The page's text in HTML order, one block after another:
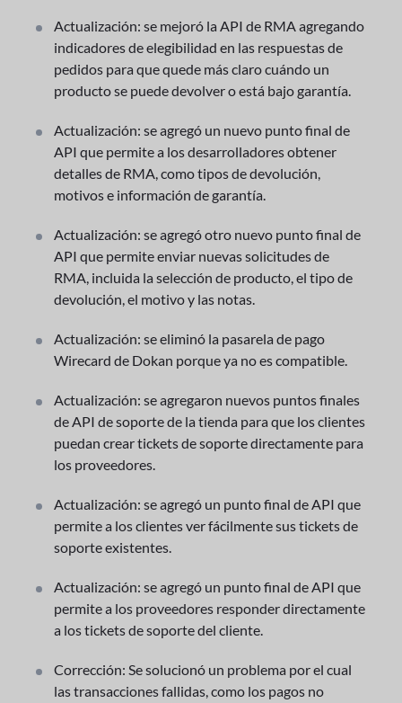
Actualización: se mejoró la API de RMA agregando
indicadores de elegibilidad en las respuestas de
pedidos para que quede más claro cuándo un
producto se puede devolver o está bajo garantía.
Actualización: se agregó un nuevo punto final de
API que permite a los desarrolladores obtener
detalles de RMA, como tipos de devolución,
motivos e información de garantía.
Actualización: se agregó otro nuevo punto final de
API que permite enviar nuevas solicitudes de
RMA, incluida la selección de producto, el tipo de
devolución, el motivo y las notas.
Actualización: se eliminó la pasarela de pago
Wirecard de Dokan porque ya no es compatible.
Actualización: se agregaron nuevos puntos finales
de API de soporte de la tienda para que los clientes
puedan crear tickets de soporte directamente para
los proveedores.
Actualización: se agregó un punto final de API que
permite a los clientes ver fácilmente sus tickets de
soporte existentes.
Actualización: se agregó un punto final de API que
permite a los proveedores responder directamente
a los tickets de soporte del cliente.
Corrección: Se solucionó un problema por el cual
las transacciones fallidas, como los pagos no